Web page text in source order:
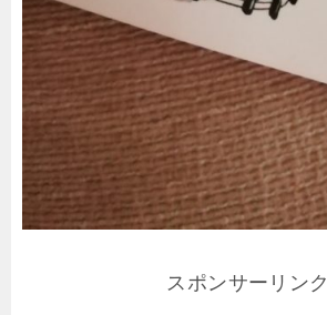
スポンサーリンク